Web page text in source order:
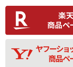
C
比較的き
品
D
使用感や
あり、一
品